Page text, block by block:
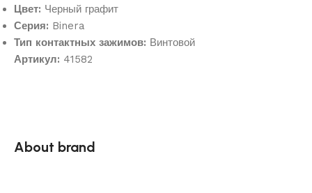
Цвет: Черный графит
Серия: Binera
Тип контактных зажимов: Винтовой
Артикул: 41582
About brand